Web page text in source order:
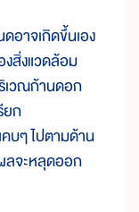
าจเกิดขึ้นเอง
งสิ่งแวดล้อม
เวณก้านดอก
ยก
บๆ ไปตามด้าน
ลจะหลุดออก